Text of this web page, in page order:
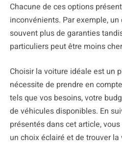
Chacune de ces options
inconvénients. Par exemple,
souvent plus de garanties
particuliers peut être moins
Choisir la voiture idéale est un
nécessite de prendre en
tels que vos besoins, votre
de véhicules disponibles. En
présentés dans cet article,
un choix éclairé et de trouver